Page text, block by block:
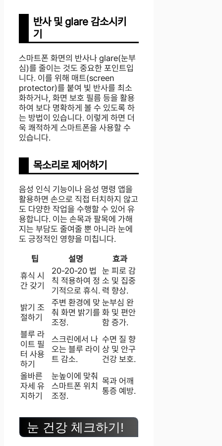
반사 및 glare 감소시키
기
스마트폰 화면의 반사나 glare(눈부
심)를 줄이는 것도 중요한 포인트입
니다. 이를 위해 매트(screen
protector)를 붙여 빛 반사를 최소
화하거나, 화면 보호 필름 등을 활용
하여 보다 명확하게 볼 수 있도록 하
는 방법이 있습니다. 이렇게 하면 더
욱 쾌적하게 스마트폰을 사용할 수
있습니다.
목소리로 제어하기
음성 인식 기능이나 음성 명령 앱을
활용하면 손으로 직접 터치하지 않고
도 다양한 작업을 수행할 수 있어 유
용합니다. 이는 손목과 팔목에 가해
지는 부담도 줄여줄 뿐 아니라 눈에
도 긍정적인 영향을 미칩니다.
팁
설명
효과
휴식 시
간 갖기
20-20-20 법
칙 적용하여 정
기적으로 휴식.
눈 피로 감
소 및 집중
력 향상.
밝기 조
절하기
주변 환경에 맞
춰 화면 밝기를
조정.
눈부심 완
화 및 편안
함 증가.
블루 라
이트 필
터 사용
하기
스크린에서 나
오는 블루 라이
트 감소.
수면 질 향
상 및 안구
건강 보호.
올바른
자세 유
지하기
눈높이에 맞춰
스마트폰 위치
조정.
목과 어깨
통증 예방.
눈 건강 체크하기!